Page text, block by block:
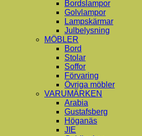
Bordslampor
Golvlampor
Lampskärmar
Julbelysning
MÖBLER
Bord
Stolar
Soffor
Förvaring
Övriga möbler
VARUMÄRKEN
Arabia
Gustafsberg
Höganäs
JIE